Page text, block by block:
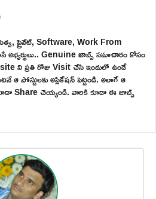
ప్రైవేట్, Software, Work From
అభ్యర్థులు.. Genuine జాబ్స్ సమాచారం కోసం
ని ప్రతి రోజు Visit చేసి ఇందులో ఉండే
పోస్టులకు అప్లికేషన్ పెట్టండి. అలాగే ఆ
Share చెయ్యండి. వారికి కూడా ఈ జాబ్స్